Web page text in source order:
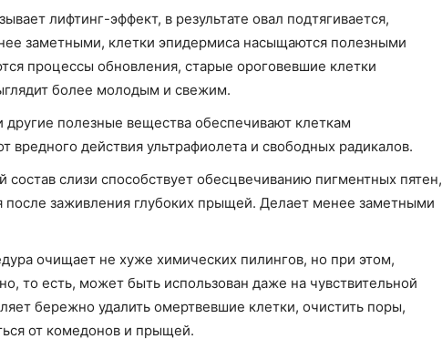
лифтинг-эффект, в результате овал подтягивается,
заметными, клетки эпидермиса насыщаются полезными
процессы обновления, старые ороговевшие клетки
более молодым и свежим.
другие полезные вещества обеспечивают клеткам
вредного действия ультрафиолета и свободных радикалов.
состав слизи способствует обесцвечиванию пигментных пятен,
после заживления глубоких прыщей. Делает менее заметными
очищает не хуже химических пилингов, но при этом,
то есть, может быть использован даже на чувствительной
бережно удалить омертвевшие клетки, очистить поры,
от комедонов и прыщей.